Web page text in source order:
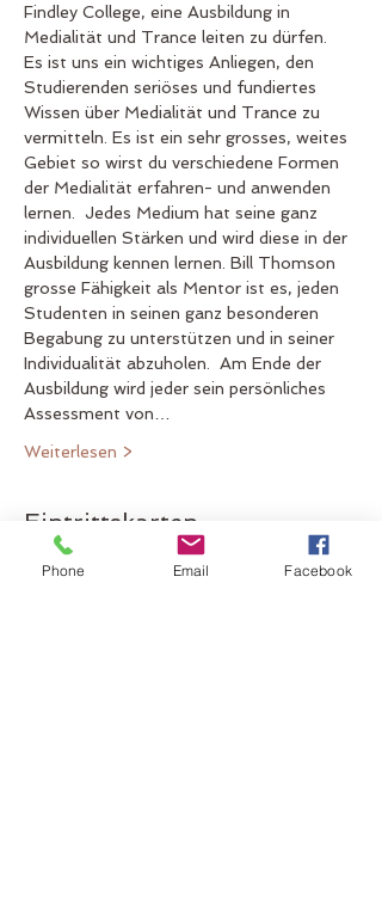
Findley College, eine Ausbildung in
Medialität und Trance leiten zu dürfen.
Es ist uns ein wichtiges Anliegen, den
Studierenden seriöses und fundiertes
Wissen über Medialität und Trance zu
vermitteln. Es ist ein sehr grosses, weites
Gebiet so wirst du verschiedene Formen
der Medialität erfahren- und anwenden
lernen.  Jedes Medium hat seine ganz
individuellen Stärken und wird diese in der
Ausbildung kennen lernen. Bill Thomson
grosse Fähigkeit als Mentor ist es, jeden
Studenten in seinen ganz besonderen
Begabung zu unterstützen und in seiner
Individualität abzuholen.  Am Ende der
Ausbildung wird jeder sein persönliches
Assessment von…
Weiterlesen >
Eintrittskarten
Phone Email Facebook